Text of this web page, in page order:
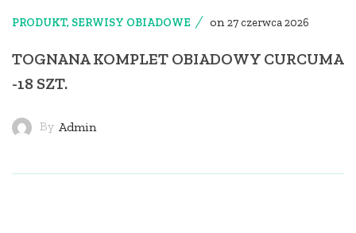
PRODUKT, SERWISY OBIADOWE on 27 czerwca 2026
TOGNANA KOMPLET OBIADOWY CURCUMA
-18 SZT.
By Admin